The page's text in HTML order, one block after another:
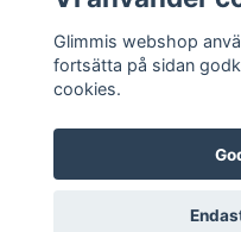
SOCIALA MEDIER
BETALSÄTT
Glimmis webshop
fortsätta på sidan
cookies.